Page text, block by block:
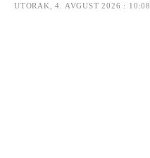
UTORAK, 4. AVGUST 2026 : 10:08